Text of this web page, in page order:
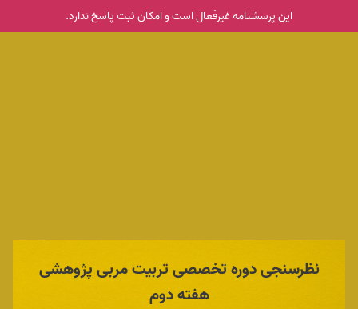
این پرسشنامه غیر‌فعال است و امکان ثبت پاسخ ندارد.
نظرسنجی دوره تخصصی تربیت مربی پژوهشی
هفته دوم